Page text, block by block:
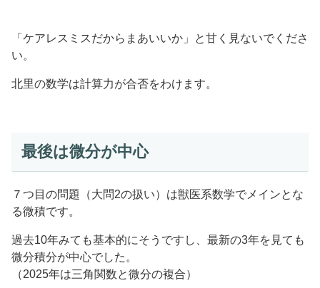
「ケアレスミスだからまあいいか」と甘く見ないでくださ
い。
北里の数学は計算力が合否をわけます。
最後は微分が中心
７つ目の問題（大問2の扱い）は獣医系数学でメインとな
る微積です。
過去10年みても基本的にそうですし、最新の3年を見ても
微分積分が中心でした。
（2025年は三角関数と微分の複合）